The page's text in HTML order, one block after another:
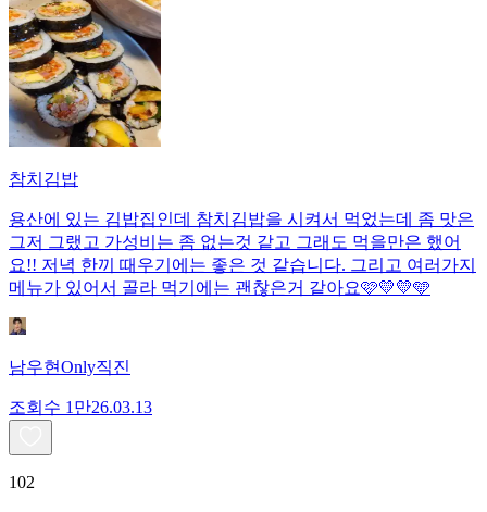
참치김밥
용산에 있는 김밥집인데 참치김밥을 시켜서 먹었는데 좀 맛은
그저 그랬고 가성비는 좀 없는것 같고 그래도 먹을만은 했어
요!! 저녁 한끼 때우기에는 좋은 것 같습니다. 그리고 여러가지
메뉴가 있어서 골라 먹기에는 괜찮은거 같아요🩷💛💛🩵
남우현Only직진
조회수 1만26.03.13
102